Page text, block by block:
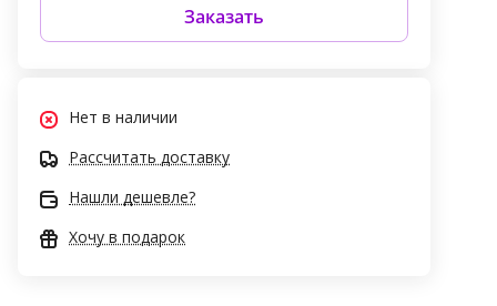
Заказать
Нет в наличии
Рассчитать доставку
Нашли дешевле?
Хочу в подарок